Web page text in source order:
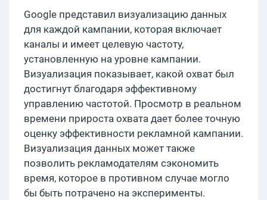
Google представил визуализацию данных
для каждой кампании, которая включает
каналы и имеет целевую частоту,
установленную на уровне кампании.
Визуализация показывает, какой охват был
достигнут благодаря эффективному
управлению частотой. Просмотр в реальном
времени прироста охвата дает более точную
оценку эффективности рекламной кампании.
Визуализация данных может также
позволить рекламодателям сэкономить
время, которое в противном случае могло
бы быть потрачено на эксперименты.